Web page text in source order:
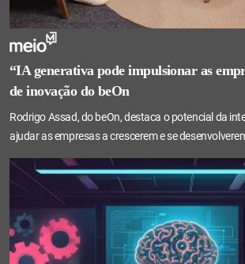
“IA generativa pode impulsionar as
de inovação do beOn
Rodrigo Assad, do beOn, destaca o potencial da
ajudar as empresas a crescerem e se